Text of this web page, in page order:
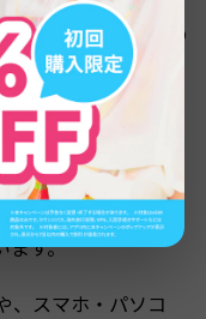
なります。30日間の
スパ良好
う点が魅力のサー
円（税込369円）
ます。
、スマホ・パソコ